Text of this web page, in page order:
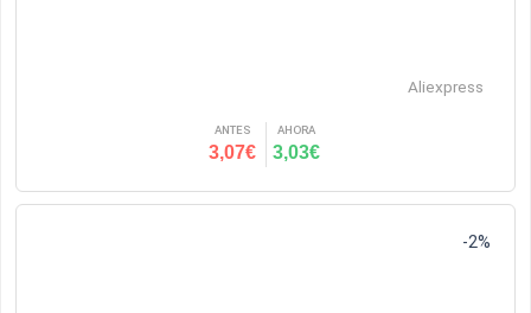
Aliexpress
ANTES
3,07€
AHORA
3,03€
-2%